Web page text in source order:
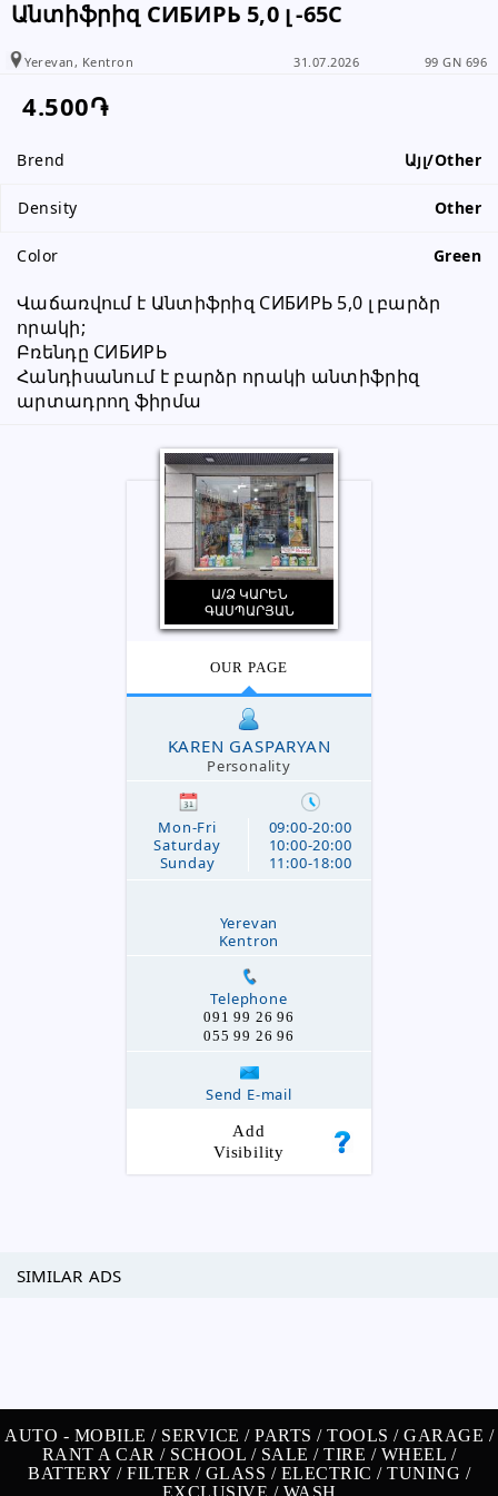
Անտիֆրիզ СИБИРЬ 5,0 լ -65C
Yerevan, Kentron 31.07.2026 99 GN 696
4.500֏
Brend Այլ/Other
Density Other
Color Green
Վաճառվում է Անտիֆրիզ СИБИРЬ 5,0 լ բարձր
որակի;
Բռենդը СИБИРЬ
Հանդիսանում է բարձր որակի անտիֆրիզ
արտադրող ֆիրմա
Ա/Ձ ԿԱՐԵՆ
ԳԱՍՊԱՐՅԱՆ
OUR PAGE
KAREN GASPARYAN
Personality
Mon-Fri
Saturday
Sunday
09:00-20:00
10:00-20:00
11:00-18:00
Yerevan
Kentron
Telephone
091 99 26 96
055 99 26 96
Send E-mail
Add
Visibility
you have received information from
SIMILAR ADS
AUTO - MOBILE / SERVICE / PARTS / TOOLS / GARAGE /
RANT A CAR / SCHOOL / SALE /TIRE / WHEEL /
BATTERY / FILTER / GLASS / ELECTRIC / TUNING /
EXCLUSIVE / WASH